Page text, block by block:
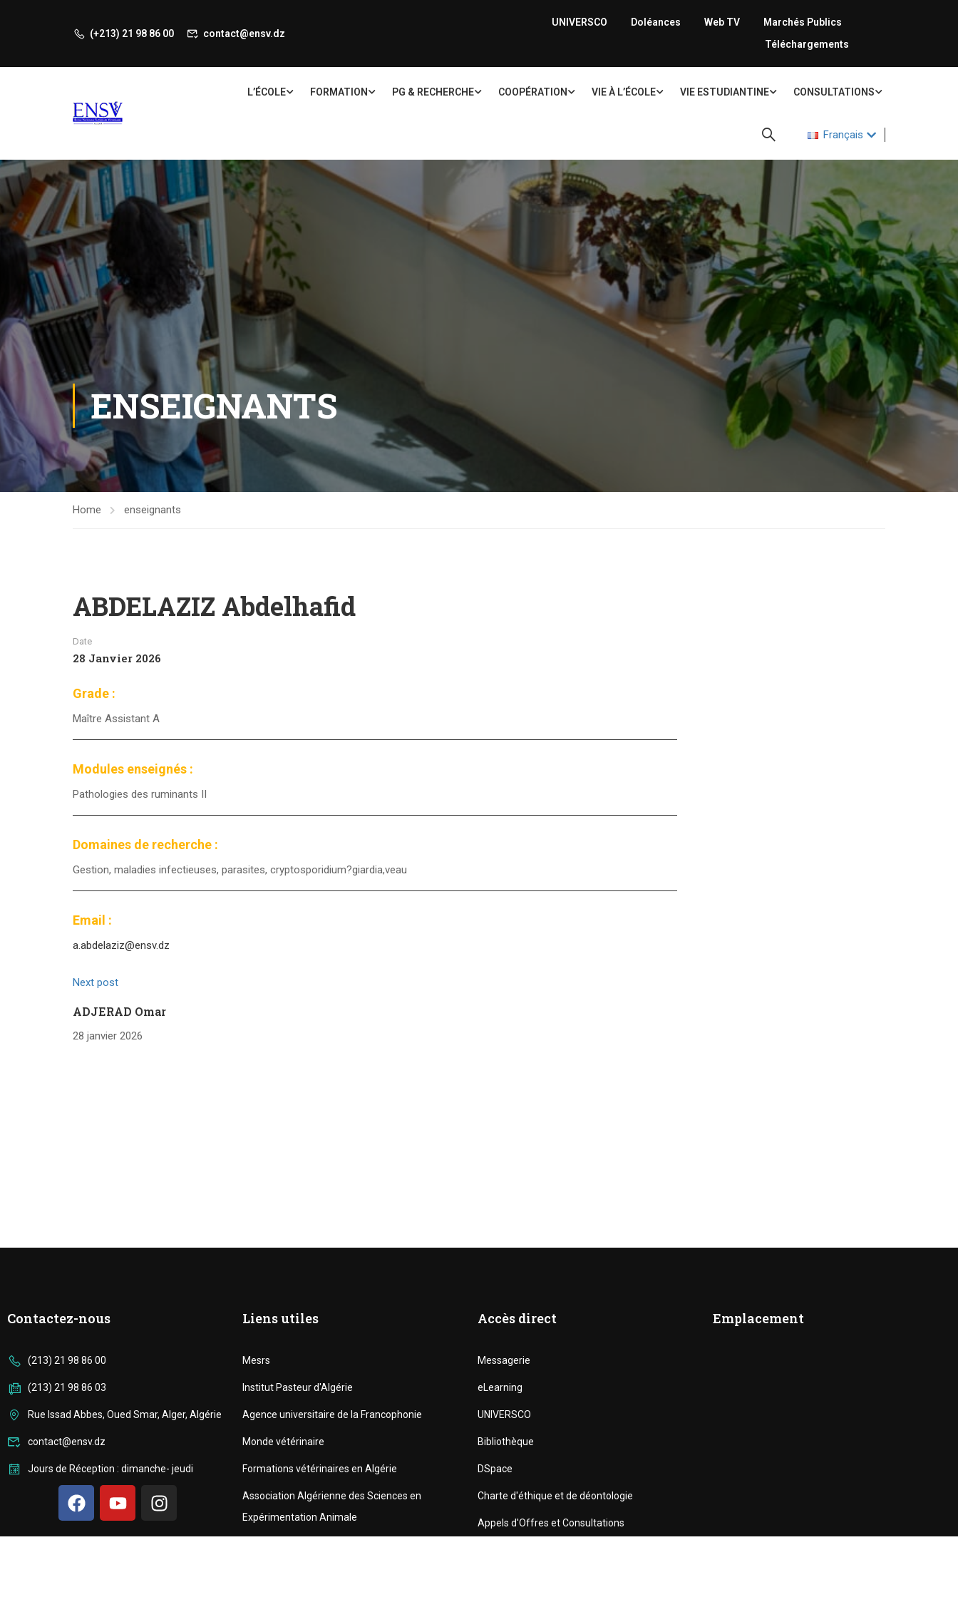
(+213) 21 98 86 00 contact@ensv.dz
UNIVERSCO Doléances Web TV
Marchés Publics
Téléchargements
L’ÉCOLE FORMATION PG & RECHERCHE COOPÉRATION VIE À L’ÉCOLE VIE ESTUDIANTINE CONSULTATIONS
Français
ENSEIGNANTS
Home enseignants
ABDELAZIZ Abdelhafid
Date
28 Janvier 2026
Grade :
Maître Assistant A
Modules enseignés :
Pathologies des ruminants II
Domaines de recherche :
Gestion, maladies infectieuses, parasites, cryptosporidium?giardia,veau
Email :
a.abdelaziz@ensv.dz
Next post
ADJERAD Omar
28 janvier 2026
Contactez-nous
(213) 21 98 86 00
(213) 21 98 86 03
Rue Issad Abbes, Oued Smar, Alger, Algérie
contact@ensv.dz
Jours de Réception : dimanche- jeudi
Liens utiles
Mesrs
Institut Pasteur d'Algérie
Agence universitaire de la Francophonie
Monde vétérinaire
Formations vétérinaires en Algérie
Association Algérienne des Sciences en
Expérimentation Animale
Accès direct
Messagerie
eLearning
UNIVERSCO
Bibliothèque
DSpace
Charte d'éthique et de déontologie
Appels d'Offres et Consultations
Emplacement